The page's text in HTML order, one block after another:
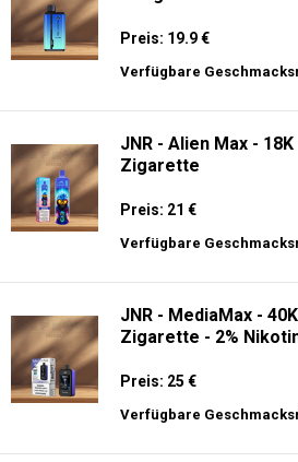
Preis: 19.9 €
Verfügbare
JNR - Alien Max -
Zigarette
Preis: 21 €
Verfügbare
JNR - MediaMax -
Zigarette - 2%
Preis: 25 €
Verfügbare